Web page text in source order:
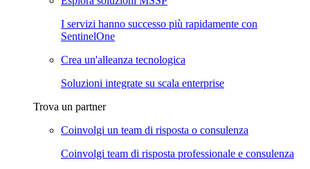
I servizi hanno successo più rapidamente con
SentinelOne
Crea un'alleanza tecnologica
Soluzioni integrate su scala enterprise
Trova un partner
Coinvolgi un team di risposta o consulenza
Coinvolgi team di risposta professionale e consulenza